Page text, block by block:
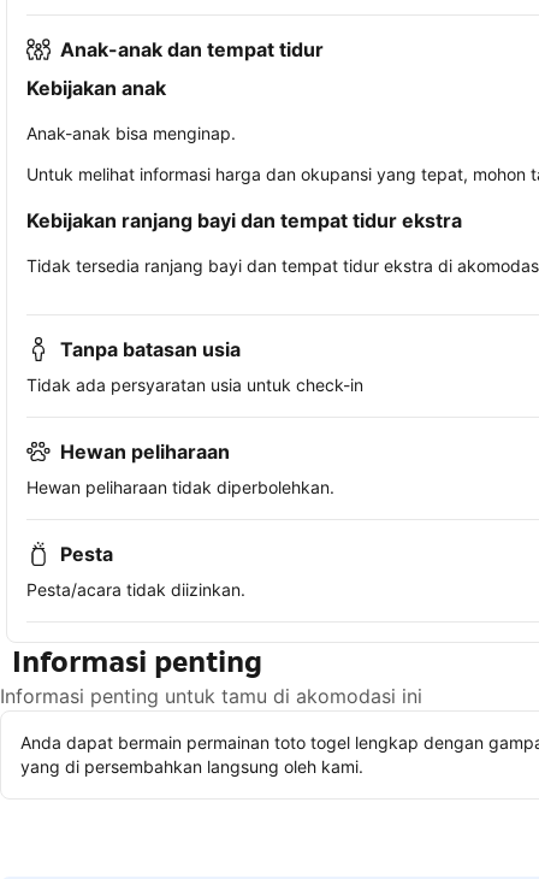
Anak-anak dan tempat tidur
Kebijakan anak
Anak-anak bisa menginap.
Untuk melihat informasi harga dan okupansi yang tepat,
Kebijakan ranjang bayi dan tempat tidur ekstra
Tidak tersedia ranjang bayi dan tempat tidur ekstra di
Tanpa batasan usia
Tidak ada persyaratan usia untuk check-in
Hewan peliharaan
Hewan peliharaan tidak diperbolehkan.
Pesta
Pesta/acara tidak diizinkan.
Informasi penting
Informasi penting untuk tamu di akomodasi ini
Anda dapat bermain permainan toto togel lengkap dengan
yang di persembahkan langsung oleh kami.